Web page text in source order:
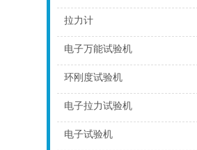
拉力计
电子万能试验机
环刚度试验机
电子拉力试验机
电子试验机